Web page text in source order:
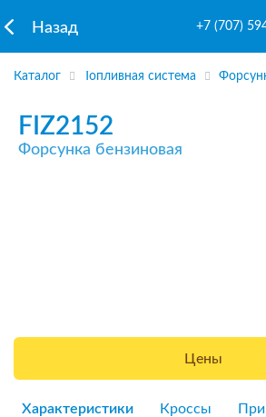
Назад +7 (707)
Каталог Топливная система
FIZ2152
Форсунка бензиновая
Цены
Характеристики Кроссы